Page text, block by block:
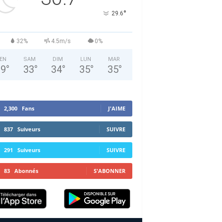
29.6°
32% 4.5m/s 0%
°
SAM
33°
DIM
34°
LUN
35°
MAR
35°
2,300 Fans J'AIME
837 Suiveurs SUIVRE
291 Suiveurs SUIVRE
83 Abonnés S'ABONNER